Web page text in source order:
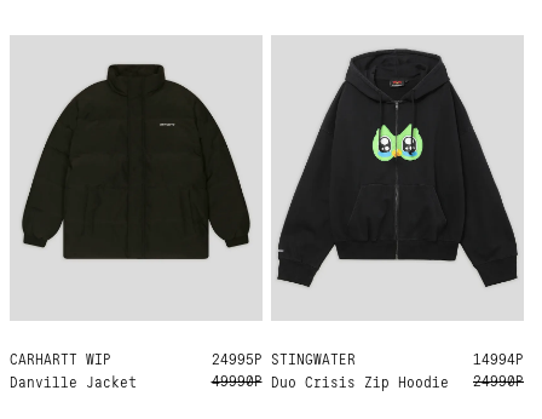
CARHARTT WIP
Danville Jacket
XL
24995Р
49990Р
STINGWATER
Duo Crisis Zip Hoodie
L XL
14994Р
24990Р